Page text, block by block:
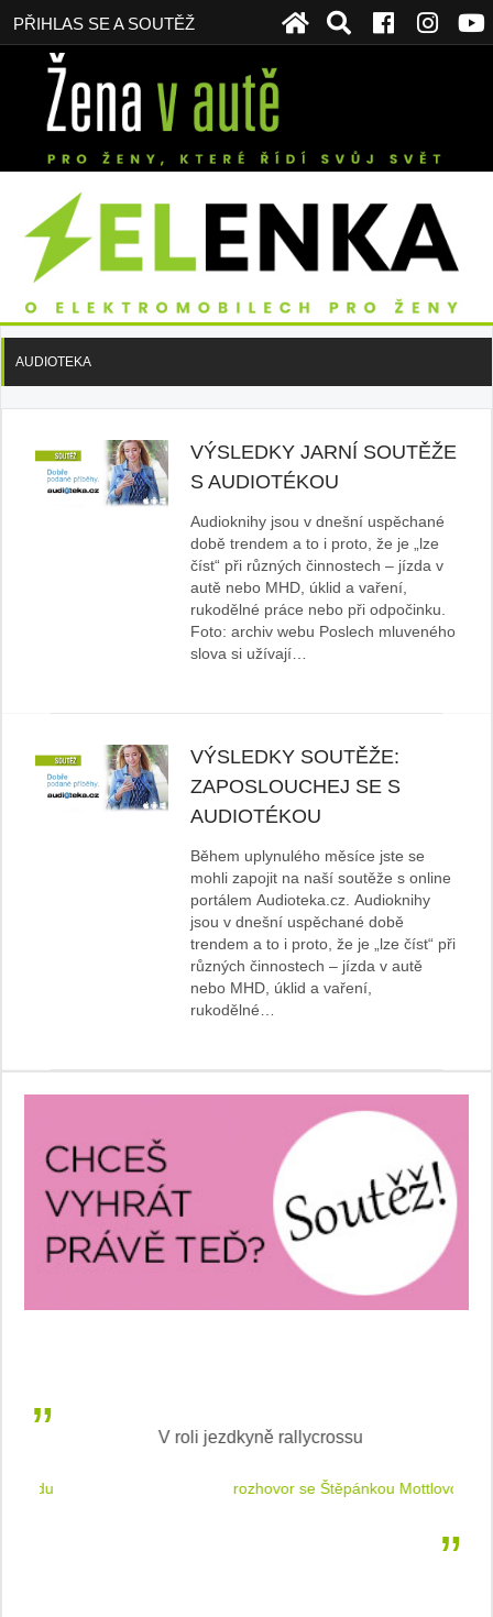
PŘIHLAS SE A SOUTĚŽ
AUDIOTEKA
VÝSLEDKY JARNÍ SOUTĚŽE
S AUDIOTÉKOU
Audioknihy jsou v dnešní uspěchané
době trendem a to i proto, že je „lze
číst“ při různých činnostech – jízda v
autě nebo MHD, úklid a vaření,
rukodělné práce nebo při odpočinku.
Foto: archiv webu Poslech mluveného
slova si užívají…
VÝSLEDKY SOUTĚŽE:
ZAPOSLOUCHEJ SE S
AUDIOTÉKOU
Během uplynulého měsíce jste se
mohli zapojit na naší soutěže s online
portálem Audioteka.cz. Audioknihy
jsou v dnešní uspěchané době
trendem a to i proto, že je „lze číst“ při
různých činnostech – jízda v autě
nebo MHD, úklid a vaření,
rukodělné…
V roli jezdkyně rallycrossu
rozhovor se Štěpánkou Mottlovou